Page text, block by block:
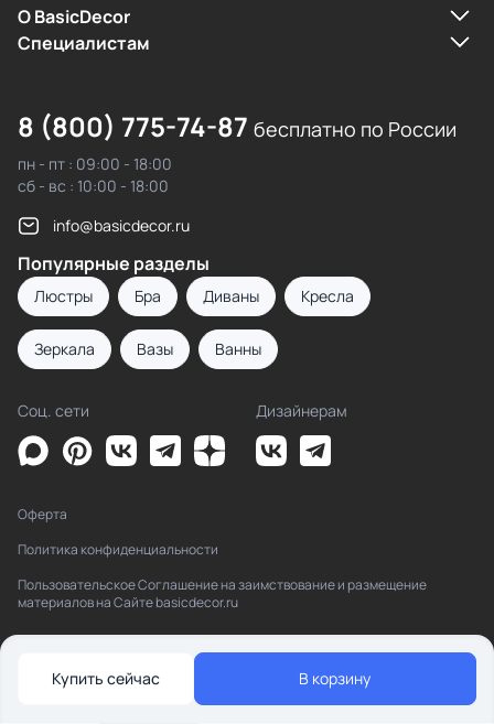
Купить сейчас В корзину
О BasicDecor
Cпециалистам
8 (800) 775-74-87 бесплатно по России
пн - пт : 09:00 - 18:00
сб - вс : 10:00 - 18:00
info@basicdecor.ru
Популярные разделы
Люстры Бра Диваны Кресла
Зеркала Вазы Ванны
Соц. сети Дизайнерам
Оферта
Политика конфиденциальности
Пользовательское Соглашение на заимствование и размещение
материалов на Сайте basicdecor.ru